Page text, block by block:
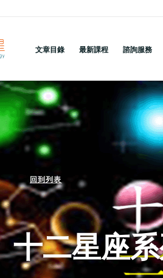
文章目錄 最新課程 諮詢服務
回到列表
十二星座